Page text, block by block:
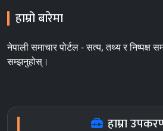
हाम्रो बारेमा
नेपाली समाचार पोर्टल - सत्य, तथ्य र निष्पक्ष
सम्झनुहोस्।
हाम्रा